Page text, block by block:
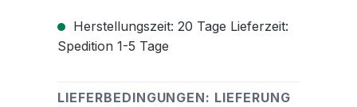
Herstellungszeit: 20 Tage Lieferzeit:
Spedition 1-5 Tage
LIEFERBEDINGUNGEN: LIEFERUNG